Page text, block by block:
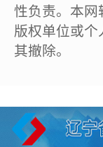
性负责。本网
版权单位或
其撤除。